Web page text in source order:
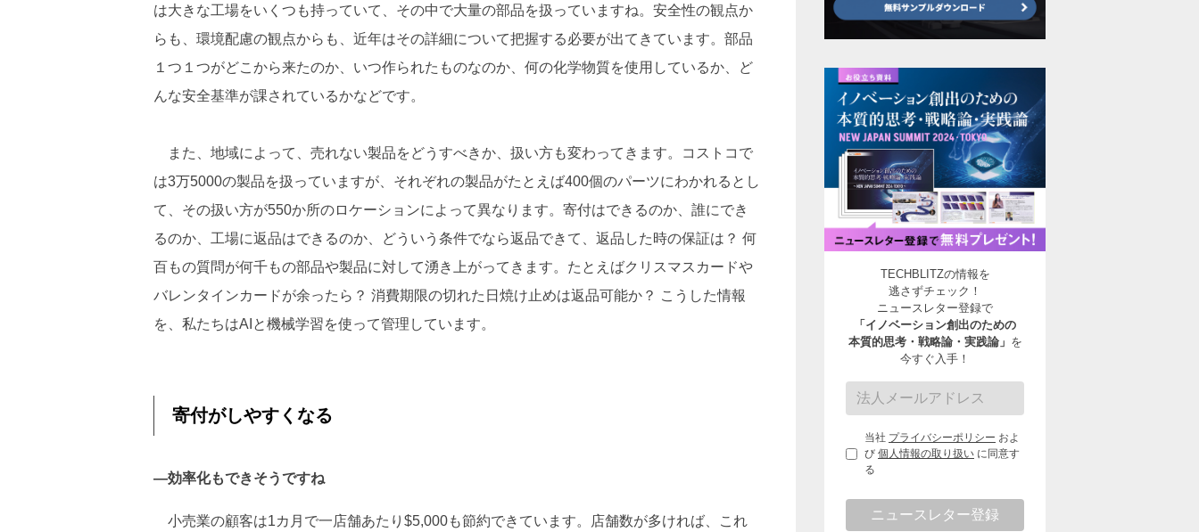
は大きな工場をいくつも持っていて、その中で大量の部品を扱っていますね。安全性の観点か
らも、環境配慮の観点からも、近年はその詳細について把握する必要が出てきています。部品
１つ１つがどこから来たのか、いつ作られたものなのか、何の化学物質を使用しているか、ど
んな安全基準が課されているかなどです。
また、地域によって、売れない製品をどうすべきか、扱い方も変わってきます。コストコで
は3万5000の製品を扱っていますが、それぞれの製品がたとえば400個のパーツにわかれるとし
て、その扱い方が550か所のロケーションによって異なります。寄付はできるのか、誰にでき
るのか、工場に返品はできるのか、どういう条件でなら返品できて、返品した時の保証は？ 何
百もの質問が何千もの部品や製品に対して湧き上がってきます。たとえばクリスマスカードや
バレンタインカードが余ったら？ 消費期限の切れた日焼け止めは返品可能か？ こうした情報
を、私たちはAIと機械学習を使って管理しています。
寄付がしやすくなる
―効率化もできそうですね
小売業の顧客は1カ月で一店舗あたり$5,000も節約できています。店舗数が多ければ、これ
TECHBLITZの情報を
逃さずチェック！
ニュースレター登録で
「イノベーション創出のための
本質的思考・戦略論・実践論」 を
今すぐ入手！
当社 プライバシーポリシー およ
び 個人情報の取り扱い に同意す
る